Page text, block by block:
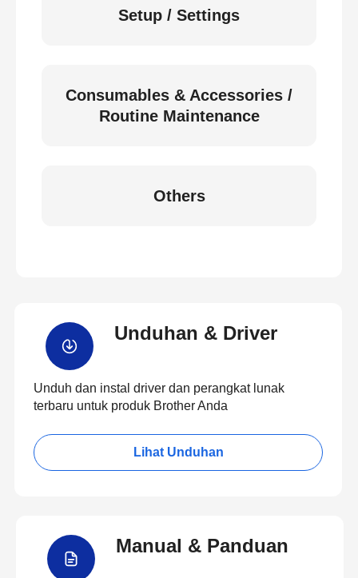
Setup / Settings
Consumables & Accessories /
Routine Maintenance
Others
Unduhan & Driver
Unduh dan instal driver dan perangkat lunak
terbaru untuk produk Brother Anda
Lihat Unduhan
Manual & Panduan